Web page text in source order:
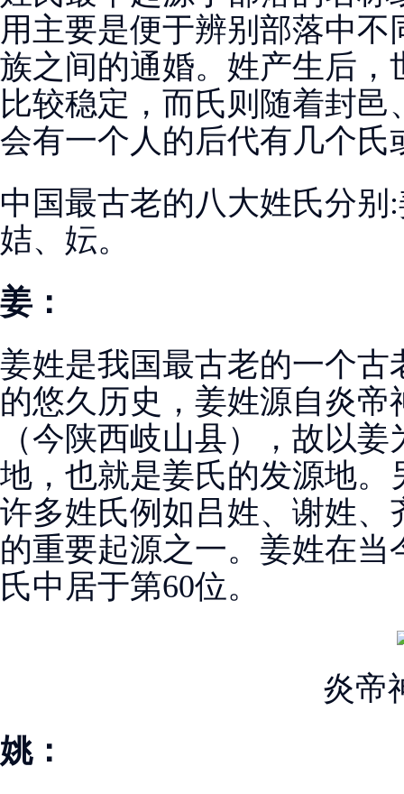
用主要是便于辨别部落中
族之间的通婚。姓产生后
比较稳定，而氏则随着封
会有一个人的后代有几个氏
中国最古老的八大姓氏分
姞、妘。
姜：
姜姓是我国最古老的一个古
的悠久历史，姜姓源自炎
（今陕西岐山县），故以
地，也就是姜氏的发源地
许多姓氏例如吕姓、谢姓
的重要起源之一。姜姓在
氏中居于第60位。
炎帝
姚：